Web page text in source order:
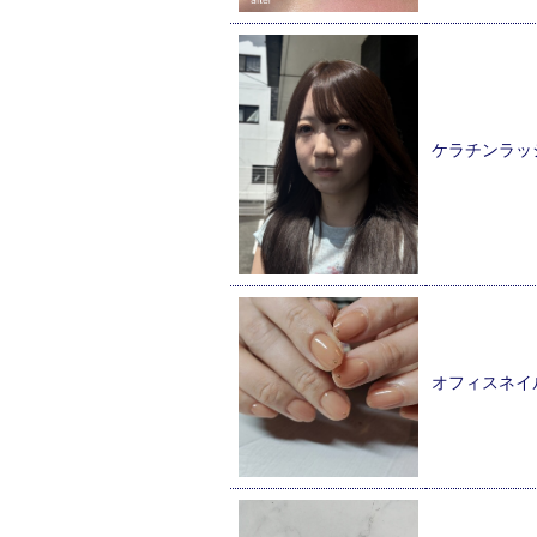
ケラチンラッ
オフィスネイ